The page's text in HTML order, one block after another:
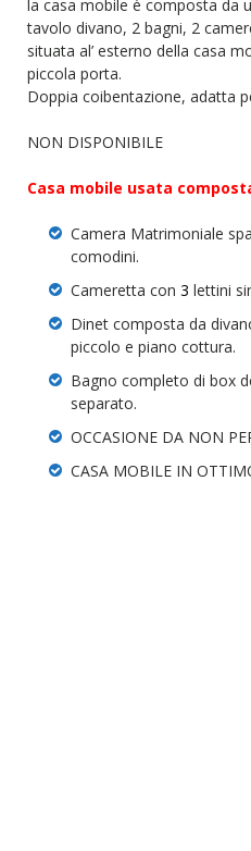
la casa mobile è composta da
tavolo divano, 2 bagni, 2
situata al’ esterno della casa
piccola porta.
Doppia coibentazione, adatta
NON DISPONIBILE
Casa mobile usata
Camera Matrimoniale
comodini.
Cameretta con 3 lettini
Dinet composta da
piccolo e piano cottura.
Bagno completo di box
separato.
OCCASIONE DA NON
CASA MOBILE IN